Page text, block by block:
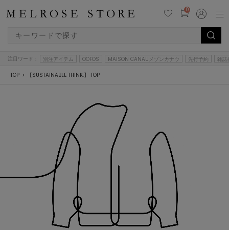
0
注目ワード： 別注アイテム OOFOS MAISON CANAUメゾンカナウ 先行予約 雑誌
TOP 【SUSTAINABLE THINK.】 TOP